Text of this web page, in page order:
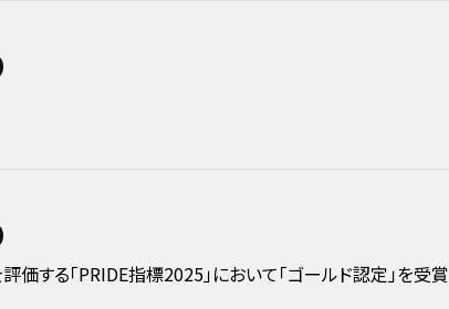
する「PRIDE指標2025」において「ゴールド認定」を受賞